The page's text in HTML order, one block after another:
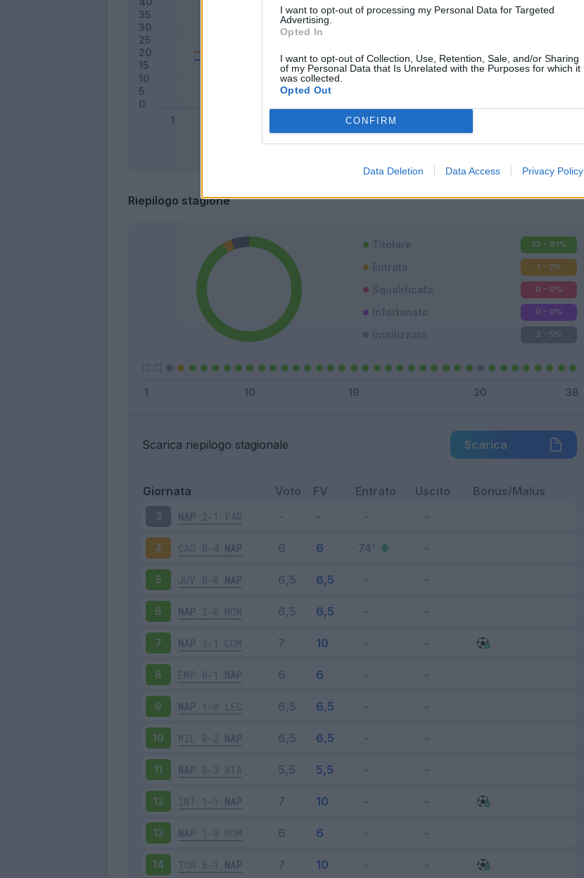
I want to opt-out of processing my Personal Data for Targeted
Advertising.
Opted In
I want to opt-out of Collection, Use, Retention, Sale, and/or Sharing
of my Personal Data that Is Unrelated with the Purposes for which it
was collected.
Opted Out
CONFIRM
Data Deletion Data Access Privacy Policy
Riepilogo stagione
Titolare 33 - 91%
Entrato 1 - 2%
Squalificato 0 - 0%
Infortunato 0 - 0%
2 - 5%
Scarica riepilogo stagionale Scarica
Giornata Voto FV Entrato Uscito Bonus/Malus
3 NAP 2-1 PAR
4 CAG 0-4 NAP
5 JUV 0-0 NAP
6 NAP 2-0 MON
7 NAP 3-1 COM
8 EMP 0-1 NAP
9 NAP 1-0 LEC
10 MIL 0-2 NAP
11 NAP 0-3 ATA
12 INT 1-1 NAP
13 NAP 1-0 ROM
14 TOR 0-1 NAP